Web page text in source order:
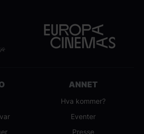
ANNET
Hva kommer?
Eventer
Presse